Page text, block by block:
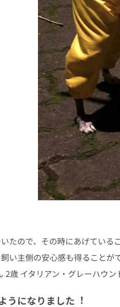
たので、その時にあげてい
い主側の安⼼感も得ることが
2歳 イタリアン・グレーハウン
うになりました︕